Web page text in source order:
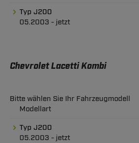
Typ J200
05.2003 - jetzt
Chevrolet Lacetti Kombi
Bitte wählen Sie Ihr Fahrzeugmodell
Modellart
Typ J200
05.2003 - jetzt